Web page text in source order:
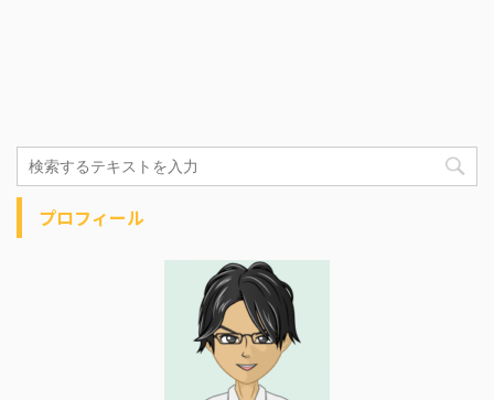
プロフィール